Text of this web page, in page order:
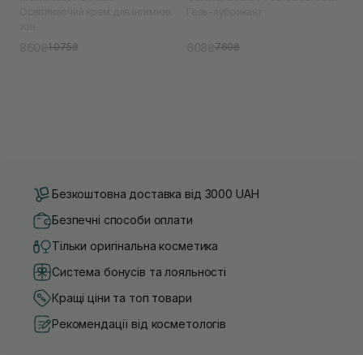
1 075₴ 760₴
Безкоштовна доставка від 3000 UAH
Безпечні способи оплати
Тільки оригінальна косметика
Система бонусів та лояльності
Кращі ціни та топ товари
Рекомендації від косметологів